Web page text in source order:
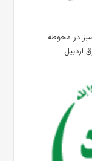
در محوطه
اردبیل